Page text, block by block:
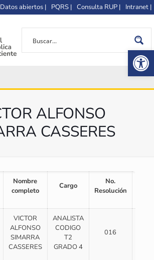
Datos abiertos | PQRS | Consulta RUP | Intranet |
ALFONSO
CASSERES
Nombre
completo
Cargo
No.
Resolución
VICTOR
ALFONSO
SIMARRA
CASSERES
ANALISTA
CODIGO
T2
GRADO 4
016